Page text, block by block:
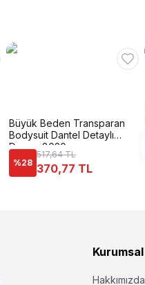
Büyük Beden Transparan
Bodysuit Dantel Detaylı
Donex 8020
%28
517,64 TL
370,77 TL
Kurumsal
Hakkımızda